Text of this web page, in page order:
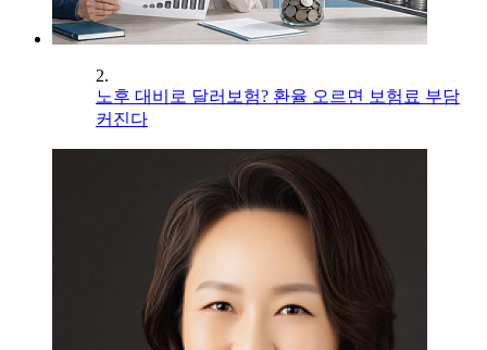
2.
노후 대비로 달러보험? 환율 오르면 보험료 부담
커진다